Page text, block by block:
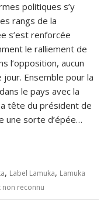
politiques s’y
rangs de la
s’est renforcée
le ralliement de
l’opposition, aucun
jour. Ensemble pour la
le pays avec la
tête du président de
une sorte d’épée…
, Label Lamuka, Lamuka
reconnu